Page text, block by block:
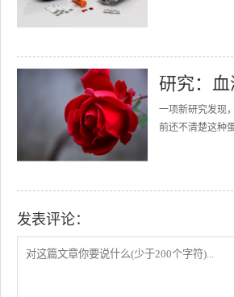
研究：
一项新研究发现
前还不清楚这种
发表评论：